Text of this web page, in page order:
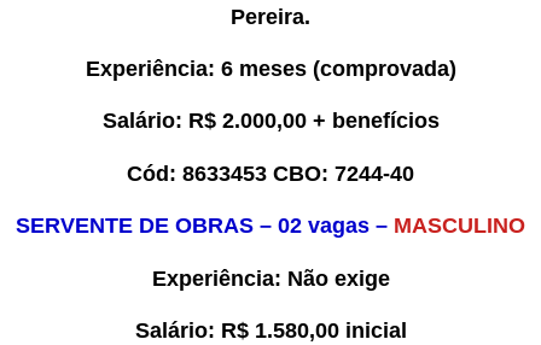
Pereira.
Experiência: 6 meses (comprovada)
Salário: R$ 2.000,00 + benefícios
Cód: 8633453 CBO: 7244-40
SERVENTE DE OBRAS – 02 vagas – MASCULINO
Experiência: Não exige
Salário: R$ 1.580,00 inicial